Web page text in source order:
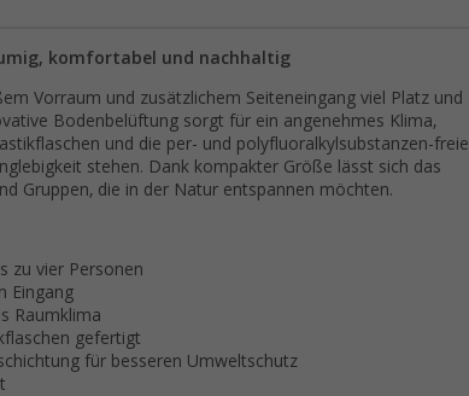
komfortabel und nachhaltig
Vorraum und zusätzlichem Seiteneingang viel Platz und
Bodenbelüftung sorgt für ein angenehmes Klima,
und die per- und polyfluoralkylsubstanzen-freie
stehen. Dank kompakter Größe lässt sich das
Gruppen, die in der Natur entspannen möchten.
zu vier Personen
Eingang
Raumklima
gefertigt
für besseren Umweltschutz